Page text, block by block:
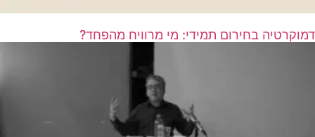
דמוקרטיה בחירום תמידי: מי מרוויח מהפחד?